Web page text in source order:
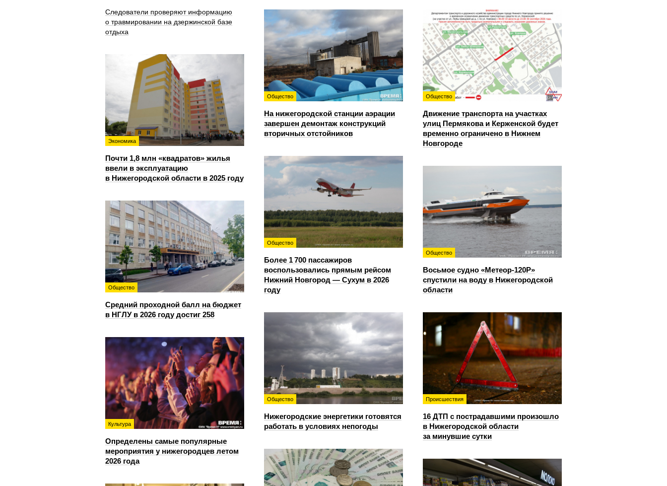
Следователи проверяют информацию
о травмировании на дзержинской базе
отдыха
Общество
На нижегородской станции аэрации
завершен демонтаж конструкций
вторичных отстойников
Общество
Движение транспорта на участках
улиц Пермякова и Керженской будет
временно ограничено в Нижнем
Новгороде
Экономика
Почти 1,8 млн «квадратов» жилья
ввели в эксплуатацию
в Нижегородской области в 2025 году
Общество
Более 1 700 пассажиров
воспользовались прямым рейсом
Нижний Новгород — Сухум в 2026
году
Общество
Восьмое судно «Метеор-120Р»
спустили на воду в Нижегородской
области
Общество
Средний проходной балл на бюджет
в НГЛУ в 2026 году достиг 258
Общество
Нижегородские энергетики готовятся
работать в условиях непогоды
Происшествия
16 ДТП с пострадавшими произошло
в Нижегородской области
за минувшие сутки
Культура
Определены самые популярные
мероприятия у нижегородцев летом
2026 года